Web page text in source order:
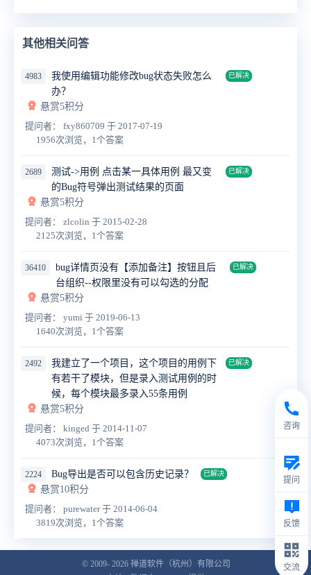
其他相关问答
4983
我使用编辑功能修改bug状态失败怎么
办？
已解决
悬赏5积分
提问者： fxy860709 于 2017-07-19
1956次浏览，1个答案
2689
测试->用例 点击某一具体用例 最又变
的Bug符号弹出测试结果的页面
已解决
悬赏5积分
提问者： zlcolin 于 2015-02-28
2125次浏览，1个答案
36410
bug详情页没有【添加备注】按钮且后
台组织--权限里没有可以勾选的分配
已解决
悬赏5积分
提问者： yumi 于 2019-06-13
1640次浏览，1个答案
2492
我建立了一个项目，这个项目的用例下
有若干了模块，但是录入测试用例的时
候，每个模块最多录入55条用例
已解决
悬赏5积分
提问者： kinged 于 2014-11-07
4073次浏览，1个答案
2224 Bug导出是否可以包含历史记录？ 已解决
悬赏10积分
提问者： purewater于 2014-06-04
3819次浏览，1个答案
© 2009- 2026 禅道软件（杭州）有限公司
咨询
提问
反馈
交流